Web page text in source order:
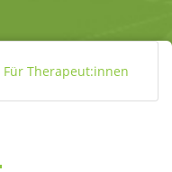
Für Therapeut:innen